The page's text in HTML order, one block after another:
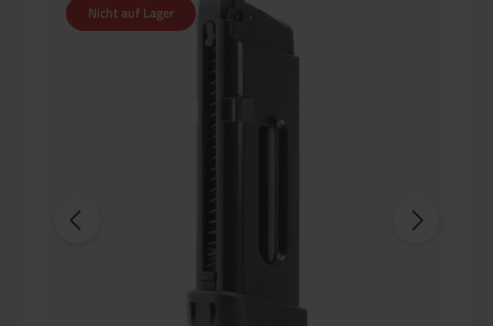
Nicht auf Lager